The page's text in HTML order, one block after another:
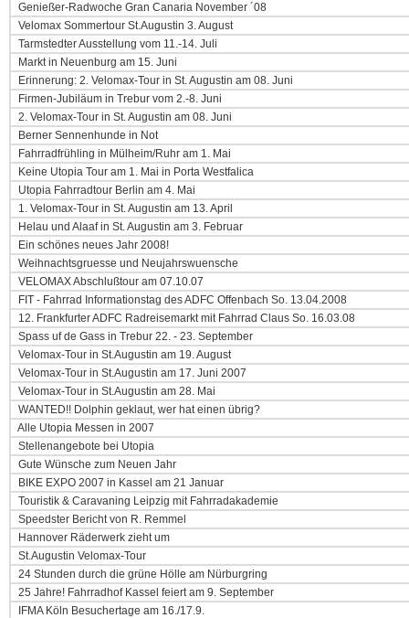
Genießer-Radwoche Gran Canaria November ´08
Velomax Sommertour St.Augustin 3. August
Tarmstedter Ausstellung vom 11.-14. Juli
Markt in Neuenburg am 15. Juni
Erinnerung: 2. Velomax-Tour in St. Augustin am 08. Juni
Firmen-Jubiläum in Trebur vom 2.-8. Juni
2. Velomax-Tour in St. Augustin am 08. Juni
Berner Sennenhunde in Not
Fahrradfrühling in Mülheim/Ruhr am 1. Mai
Keine Utopia Tour am 1. Mai in Porta Westfalica
Utopia Fahrradtour Berlin am 4. Mai
1. Velomax-Tour in St. Augustin am 13. April
Helau und Alaaf in St. Augustin am 3. Februar
Ein schönes neues Jahr 2008!
Weihnachtsgruesse und Neujahrswuensche
VELOMAX Abschlußtour am 07.10.07
FIT - Fahrrad Informationstag des ADFC Offenbach So. 13.04.2008
12. Frankfurter ADFC Radreisemarkt mit Fahrrad Claus So. 16.03.08
Spass uf de Gass in Trebur 22. - 23. September
Velomax-Tour in St.Augustin am 19. August
Velomax-Tour in St.Augustin am 17. Juni 2007
Velomax-Tour in St.Augustin am 28. Mai
WANTED!! Dolphin geklaut, wer hat einen übrig?
Alle Utopia Messen in 2007
Stellenangebote bei Utopia
Gute Wünsche zum Neuen Jahr
BIKE EXPO 2007 in Kassel am 21 Januar
Touristik & Caravaning Leipzig mit Fahrradakademie
Speedster Bericht von R. Remmel
Hannover Räderwerk zieht um
St.Augustin Velomax-Tour
24 Stunden durch die grüne Hölle am Nürburgring
25 Jahre! Fahrradhof Kassel feiert am 9. September
IFMA Köln Besuchertage am 16./17.9.